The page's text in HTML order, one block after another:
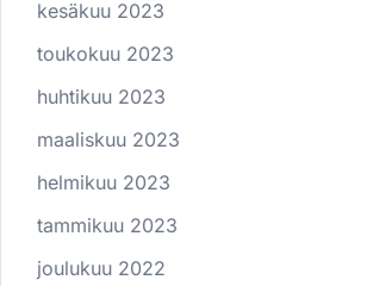
kesäkuu 2023
toukokuu 2023
huhtikuu 2023
maaliskuu 2023
helmikuu 2023
tammikuu 2023
joulukuu 2022